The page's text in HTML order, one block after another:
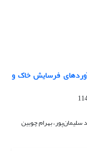
فرسایش خاک و
بهرام چوبین